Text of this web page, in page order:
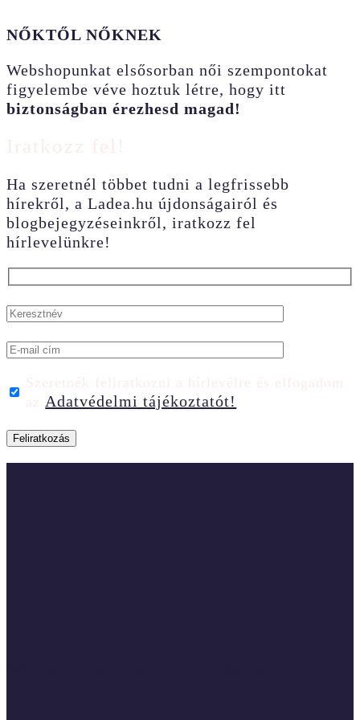
NŐKTŐL NŐKNEK
Webshopunkat elsősorban női szempontokat
figyelembe véve hoztuk létre, hogy itt
biztonságban érezhesd magad!
Ha szeretnél többet tudni a legfrissebb
hírekről, a Ladea.hu újdonságairól és
blogbejegyzéseinkről, iratkozz fel
hírlevelünkre!
azAdatvédelmi tájékoztatót!